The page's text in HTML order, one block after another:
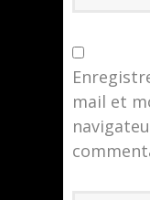
mail et